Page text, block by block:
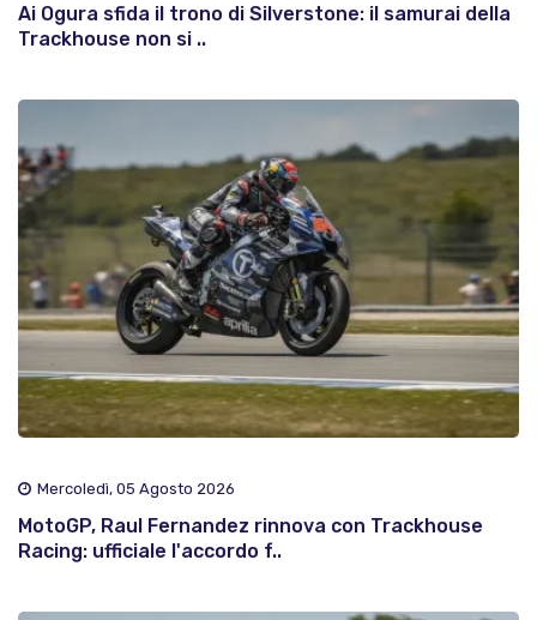
Ai Ogura sfida il trono di Silverstone: il samurai della
Trackhouse non si ..
Mercoledì, 05 Agosto 2026
MotoGP, Raul Fernandez rinnova con Trackhouse
Racing: ufficiale l'accordo f..